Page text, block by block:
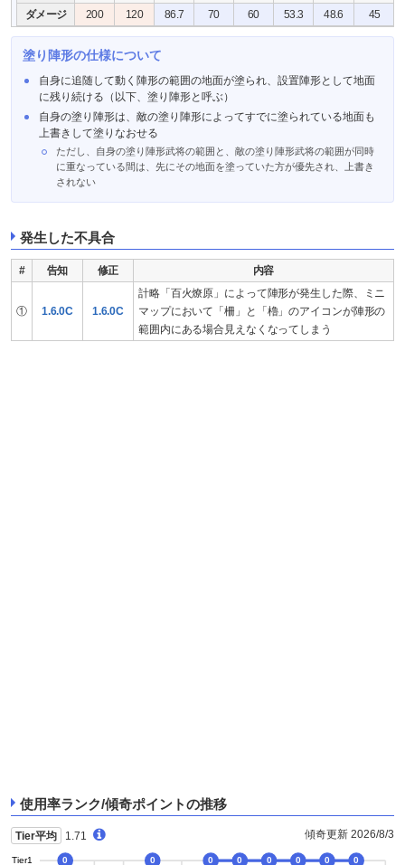
ダメージ
200 120 86.7 70 60 53.3 48.6 45
塗り陣形の仕様について
自身に追随して動く陣形の範囲の地面が塗られ、設置陣形として地面
に残り続ける（以下、塗り陣形と呼ぶ）
自身の塗り陣形は、敵の塗り陣形によってすでに塗られている地面も
上書きして塗りなおせる
ただし、自身の塗り陣形武将の範囲と、敵の塗り陣形武将の範囲が同時
に重なっている間は、先にその地面を塗っていた方が優先され、上書き
されない
発生した不具合
# 告知 修正 内容
① 1.6.0C 1.6.0C
計略「百火燎原」によって陣形が発生した際、ミニ
マップにおいて「柵」と「櫓」のアイコンが陣形の
範囲内にある場合見えなくなってしまう
使用率ランク/傾奇ポイントの推移
Tier平均 1.71 傾奇更新 2026/8/3
Tier1 0 0 0 0 0 0 0 0